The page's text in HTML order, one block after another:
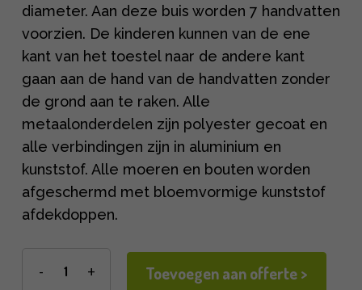
diameter. Aan deze buis worden 7 handvatten
voorzien. De kinderen kunnen van de ene
kant van het toestel naar de andere kant
gaan aan de hand van de handvatten zonder
de grond aan te raken. Alle
metaalonderdelen zijn polyester gecoat en
alle verbindingen zijn in aluminium en
kunststof. Alle moeren en bouten worden
afgeschermd met bloemvormige kunststof
afdekdoppen.
Toevoegen aan offerte >